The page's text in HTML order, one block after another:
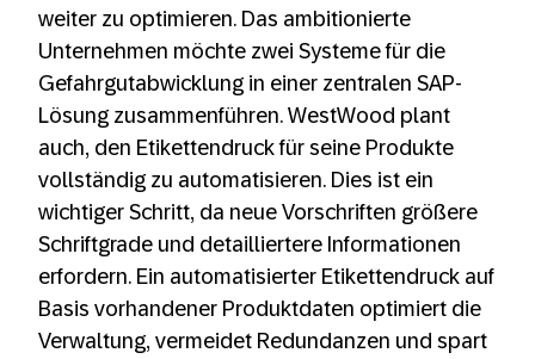
weiter zu optimieren. Das ambitionierte
Unternehmen möchte zwei Systeme für die
Gefahrgutabwicklung in einer zentralen SAP-
Lösung zusammenführen. WestWood plant
auch, den Etikettendruck für seine Produkte
vollständig zu automatisieren. Dies ist ein
wichtiger Schritt, da neue Vorschriften größere
Schriftgrade und detailliertere Informationen
erfordern. Ein automatisierter Etikettendruck auf
Basis vorhandener Produktdaten optimiert die
Verwaltung, vermeidet Redundanzen und spart